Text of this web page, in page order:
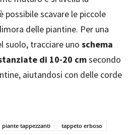
possibile scavare le piccole
delle piantine. Per una
suolo, tracciare uno schema
di 10-20 cmsecondo
aiutandosi con delle corde
piante tappezzanti tappeto erboso